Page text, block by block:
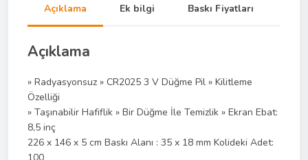
Açıklama Ek bilgi Baskı Fiyatları
Açıklama
» Radyasyonsuz » CR2025 3 V Düğme Pil » Kilitleme
Özelliği
» Taşınabilir Hafiflik » Bir Düğme İle Temizlik » Ekran Ebat:
8,5 inç
226 x 146 x 5 cm Baskı Alanı : 35 x 18 mm Kolideki Adet: